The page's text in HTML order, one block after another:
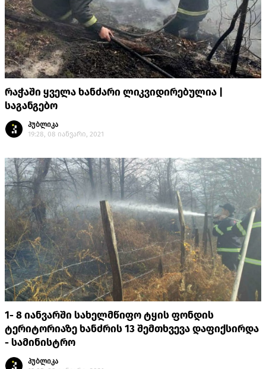
რაჭაში ყველა ხანძარი ლიკვიდირებულია |
საგანგებო
პუბლიკა
19:28, 08 იანვარი, 2021
1- 8 იანვარში სახელმწიფო ტყის ფონდის
ტერიტორიაზე ხანძრის 13 შემთხვევა დაფიქსირდა
- სამინისტრო
პუბლიკა